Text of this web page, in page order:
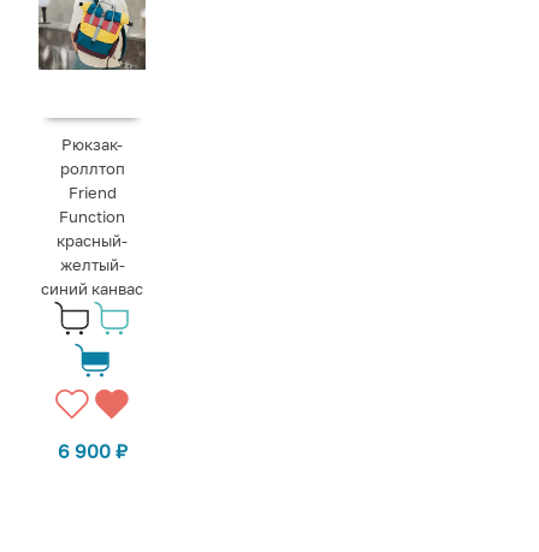
Рюкзак-
роллтоп
Friend
Function
красный-
желтый-
синий канвас
6 900 ₽